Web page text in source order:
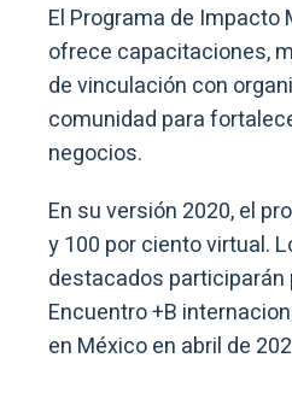
El Programa de Impacto
ofrece capacitaciones,
de vinculación con
comunidad para
negocios.
En su versión 2020, el
y 100 por ciento virtual.
destacados participarán
Encuentro +B
en México en abril de